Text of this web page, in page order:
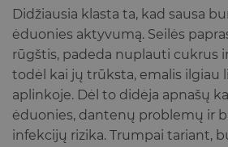
Didžiausia klasta ta, kad sausa
ėduonies aktyvumą. Seilės
rūgštis, padeda nuplauti cukrus
todėl kai jų trūksta, emalis ilgiau
aplinkoje. Dėl to didėja apnašų
ėduonies, dantenų problemų ir
infekcijų rizika. Trumpai tariant,